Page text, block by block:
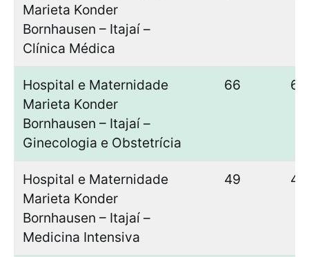
Marieta Konder
Bornhausen – Itajaí –
Clínica Médica
Hospital e Maternidade
Marieta Konder
Bornhausen – Itajaí –
Ginecologia e Obstetrícia
66 64
Hospital e Maternidade
Marieta Konder
Bornhausen – Itajaí –
Medicina Intensiva
49 49